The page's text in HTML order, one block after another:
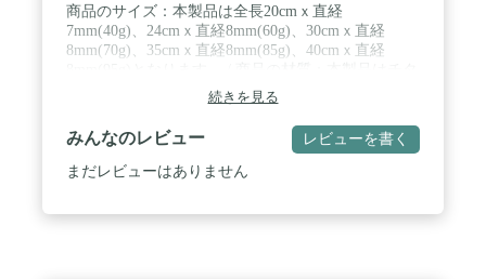
商品のサイズ：本製品は全長20cmｘ直経
7mm(40g)、24cmｘ直経8mm(60g)、30cmｘ直経
8mm(70g)、35cmｘ直経8mm(85g)、40cmｘ直経
ンという材質で作られています。 / 商品の特徴：本
製品はチタン合金で作られていますので、錆防止、
硬くて軽いという特徴がございます。硬度も一般の
スチール製より高いです。 / 優しいところ：本製品
には反射材入りの固定ロープがついております。夜
続きを見る
みんなのレビュー レビューを書く
まだレビューはありません